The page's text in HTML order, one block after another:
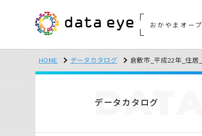
おかやまオー
HOME データカタログ 倉敷市_平成22年_住居
データカタログ
DATA